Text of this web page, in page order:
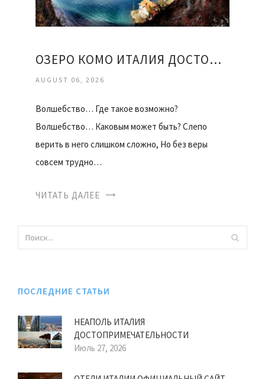
ОЗЕРО КОМО ИТАЛИЯ ДОСТОПРИМЕЧАТЕЛЬНОСТИ
AUGUST 06, 2026
Волшебство… Где такое возможно?
Волшебство… Каковым может быть? Слепо
верить в него слишком сложно, Но без веры
совсем трудно…
ЧИТАТЬ ДАЛЕЕ
ПОСЛЕДНИЕ СТАТЬИ
НЕАПОЛЬ ИТАЛИЯ
ДОСТОПРИМЕЧАТЕЛЬНОСТИ
Июль 27, 2026